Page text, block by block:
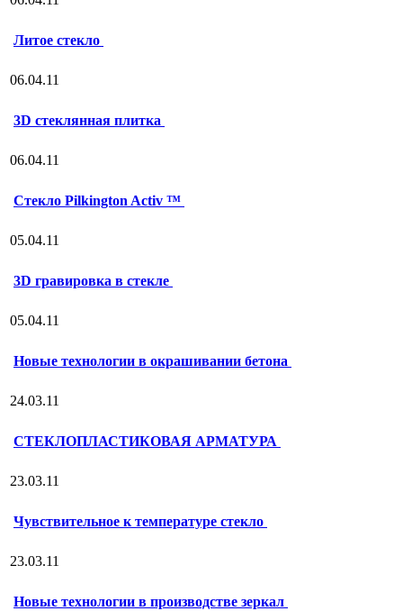
Литое стекло
06.04.11
3D стеклянная плитка
06.04.11
Стекло Pilkington Activ ™
05.04.11
3D гравировка в стекле
05.04.11
Новые технологии в окрашивании бетона
24.03.11
СТЕКЛОПЛАСТИКОВАЯ АРМАТУРА
23.03.11
Чувствительное к температуре стекло
23.03.11
Новые технологии в производстве зеркал